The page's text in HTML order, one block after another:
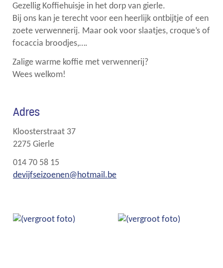
Gezellig Koffiehuisje in het dorp van gierle.
Bij ons kan je terecht voor een heerlijk ontbijtje of een
zoete verwennerij. Maar ook voor slaatjes, croque’s of
focaccia broodjes,….
Zalige warme koffie met verwennerij?
Wees welkom!
Adres
Adres
Kloosterstraat 37
,2275 Gierle
Tel.
014 70 58 15
E-
devijfseizoenen@hotmail.be